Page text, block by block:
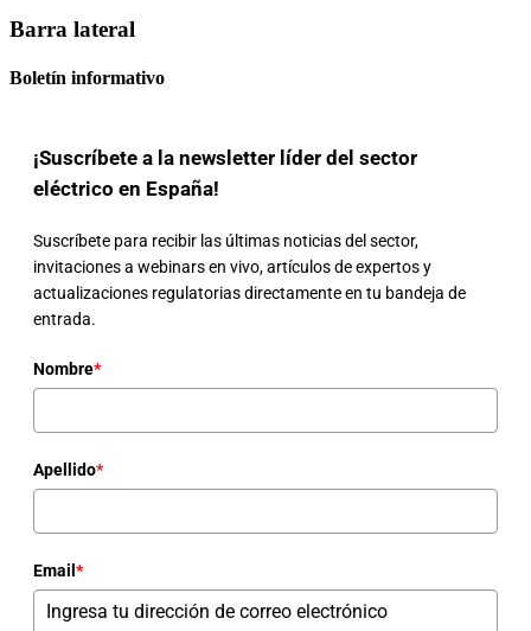
Barra lateral
Boletín informativo
¡Suscríbete a la newsletter líder del sector
eléctrico en España!
Suscríbete para recibir las últimas noticias del sector,
invitaciones a webinars en vivo, artículos de expertos y
actualizaciones regulatorias directamente en tu bandeja de
entrada.
Nombre*
Apellido*
Email *